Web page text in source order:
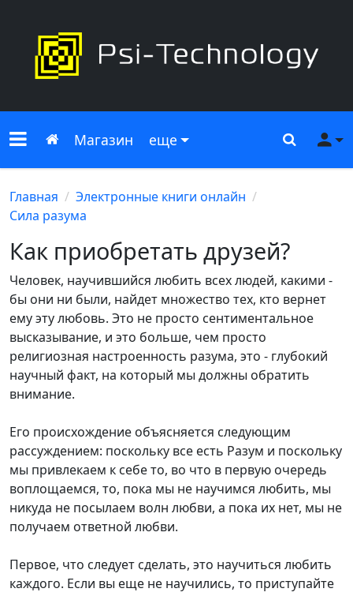
Меню сайта
Главная
Магазин еще Поиск
Главная
Электронные книги онлайн
Сила разума
Как приобретать друзей?
Человек, научившийся любить всех людей, какими -
бы они ни были, найдет множество тех, кто вернет
ему эту любовь. Это не просто сентиментальное
высказывание, и это больше, чем просто
религиозная настроенность разума, это - глубокий
научный факт, на который мы должны обратить
внимание.
Его происхождение объясняется следующим
рассуждением: поскольку все есть Разум и поскольку
мы привлекаем к себе то, во что в первую очередь
воплощаемся, то, пока мы не научимся любить, мы
никуда не посылаем волн любви, а пока их нет, мы не
получаем ответной любви.
Первое, что следует сделать, это научиться любить
каждого. Если вы еще не научились, то приступайте